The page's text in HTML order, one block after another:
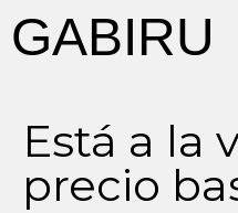
GABIRU
Está a la
precio